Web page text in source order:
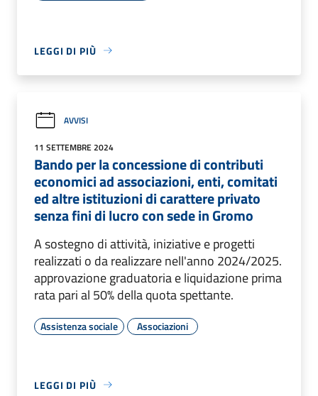
LEGGI DI PIÙ
AVVISI
11 SETTEMBRE 2024
Bando per la concessione di contributi
economici ad associazioni, enti, comitati
ed altre istituzioni di carattere privato
senza fini di lucro con sede in Gromo
A sostegno di attività, iniziative e progetti
realizzati o da realizzare nell'anno 2024/2025.
approvazione graduatoria e liquidazione prima
rata pari al 50% della quota spettante.
Assistenza sociale Associazioni
LEGGI DI PIÙ